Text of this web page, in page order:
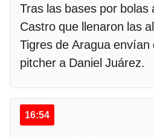
Tras las bases por bolas
Castro que llenaron las
Tigres de Aragua
pitcher a Daniel Juárez.
16:54